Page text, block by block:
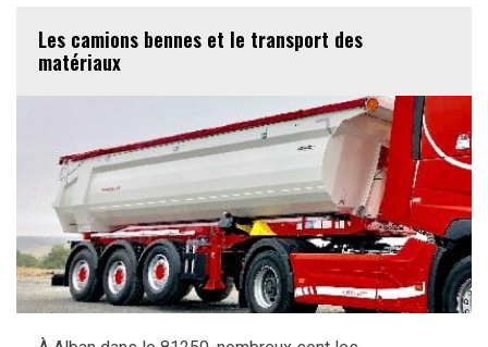
Les camions bennes et le transport des
matériaux